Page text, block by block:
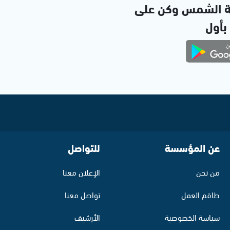
الشمس وكن على
بأول
عن المؤسسة
من نحن
طاقم العمل
سياسة الخصوصية
للتواصل
الإعلان معنا
تواصل معنا
الأرشيف